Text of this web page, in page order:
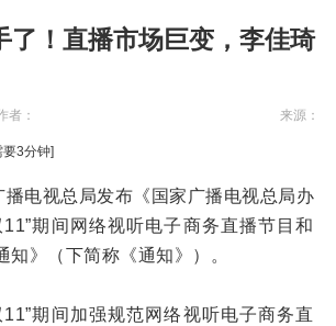
了！直播市场巨变，李佳琦
者： 来源：
要3分钟]
电视总局发布《国家广播电视总局办
期间网络视听电子商务直播节目和
知》（下简称《通知》）。
11”期间加强规范网络视听电子商务直